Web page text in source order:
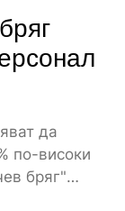
да
по-високи
бряг"